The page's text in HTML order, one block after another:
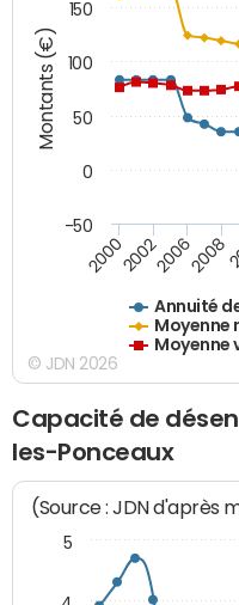
Montants (€)
Annuité
Moyenne
Moyenne
2000200220062008
-50
0
50
100
150
© JDN 2026
Capacité de
les-Ponceaux
(Source : JDN d'après
5